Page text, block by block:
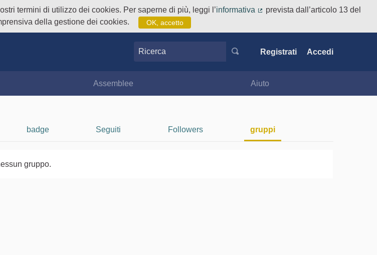
termini di utilizzo dei cookies. Per saperne di più, leggi l’informativa
prevista dall’articolo 13 del
della gestione dei cookies.
OK, accetto
Ricerca Registrati Accedi
Assemblee Aiuto
badge Seguiti Followers gruppi
gruppo.